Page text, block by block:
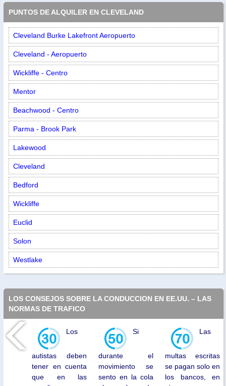
PUNTOS DE ALQUILER EN CLEVELAND
Cleveland Burke Lakefront Aeropuerto
Cleveland - Aeropuerto
Wickliffe - Centro
Mentor
Beachwood - Centro
Parma - Brook Park
Lakewood
Cleveland
Bedford
Wickliffe
Euclid
Solon
Westlake
LOS CONSEJOS SOBRE LA CONDUCCION EN EE.UU. – LAS
NORMAS DE TRAFICO
Los
autistas deben
tener en cuenta
que en las
Si
durante el
movimiento se
sento en la cola
Las
multas escritas
se pagan solo en
los bancos, en